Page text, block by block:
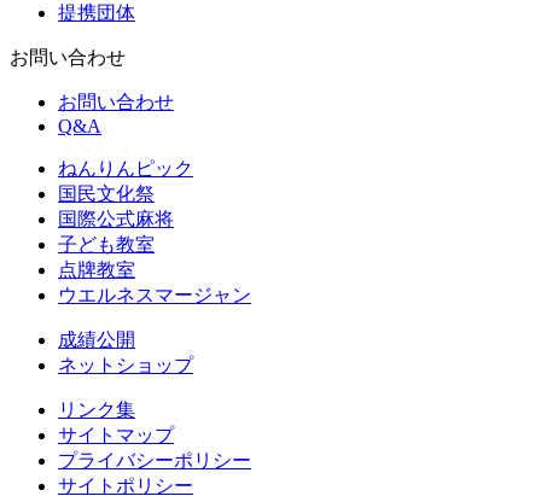
提携団体
お問い合わせ
お問い合わせ
Q&A
ねんりんピック
国民文化祭
国際公式麻将
子ども教室
点牌教室
ウエルネスマージャン
成績公開
ネットショップ
リンク集
サイトマップ
プライバシーポリシー
サイトポリシー